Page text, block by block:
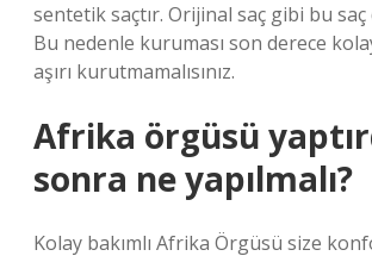
sentetik saçtır. Orijinal saç gibi bu
Bu nedenle kuruması son derece
aşırı kurutmamalısınız.
Afrika örgüsü
sonra ne yapılmalı?
Kolay bakımlı Afrika Örgüsü size